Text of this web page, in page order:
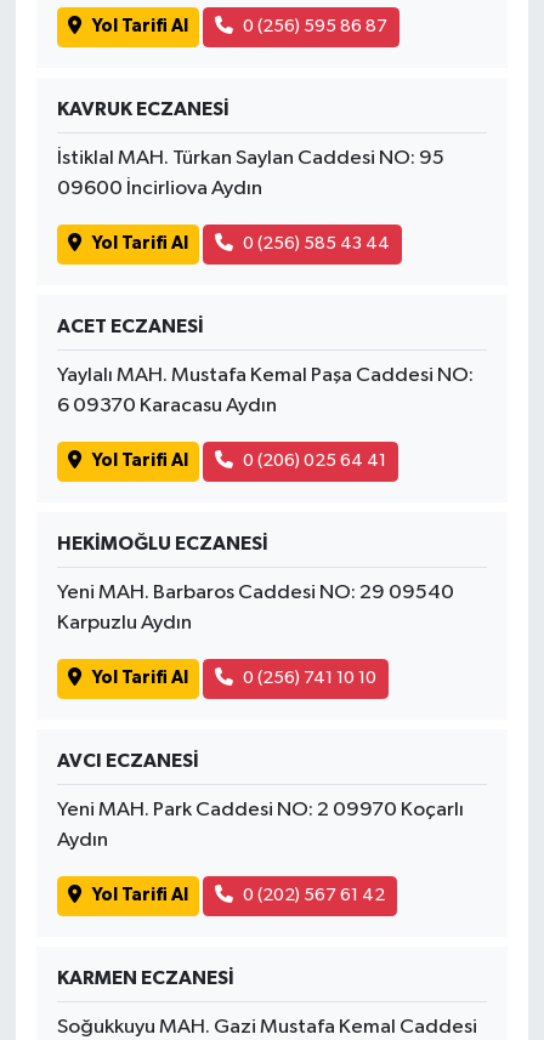
Yol Tarifi Al 0 (256) 595 86 87
KAVRUK ECZANESİ
İstiklal MAH. Türkan Saylan Caddesi NO: 95
09600 İncirliova Aydın
Yol Tarifi Al 0 (256) 585 43 44
ACET ECZANESİ
Yaylalı MAH. Mustafa Kemal Paşa Caddesi NO:
6 09370 Karacasu Aydın
Yol Tarifi Al 0 (206) 025 64 41
HEKİMOĞLU ECZANESİ
Yeni MAH. Barbaros Caddesi NO: 29 09540
Karpuzlu Aydın
Yol Tarifi Al 0 (256) 741 10 10
AVCI ECZANESİ
Yeni MAH. Park Caddesi NO: 2 09970 Koçarlı
Aydın
Yol Tarifi Al 0 (202) 567 61 42
KARMEN ECZANESİ
Soğukkuyu MAH. Gazi Mustafa Kemal Caddesi